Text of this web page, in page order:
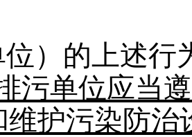
）的上述行
污单位应当
维护污染防